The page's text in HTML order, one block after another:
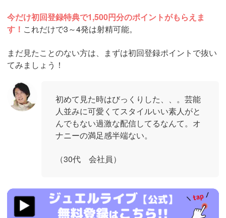
今だけ初回登録特典で1,500円分のポイントがもらえま
す！ これだけで3～4発は射精可能。
まだ見たことのない方は、まずは初回登録ポイントで抜い
てみましょう！
初めて見た時はびっくりした、、。芸能
人並みに可愛くてスタイルいい素人がと
んでもない過激な配信してるなんて。オ
ナニーの満足感半端ない。
（30代 会社員）
https://www.j-
live.tv/LiveChat/acs.php?
si=jwchatt&pid=MLA5661_0004&pa=lp40.php